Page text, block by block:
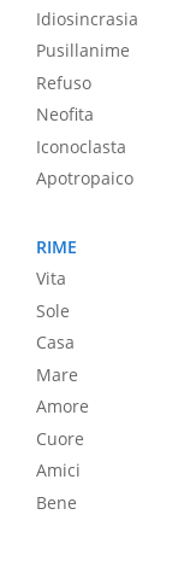
Idiosincrasia
Pusillanime
Refuso
Neofita
Iconoclasta
Apotropaico
RIME
Vita
Sole
Casa
Mare
Amore
Cuore
Amici
Bene